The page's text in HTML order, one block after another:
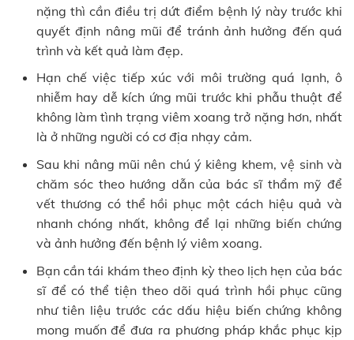
nặng thì cần điều trị dứt điểm bệnh lý này trước khi
quyết định nâng mũi để tránh ảnh hưởng đến quá
trình và kết quả làm đẹp.
Hạn chế việc tiếp xúc với môi trường quá lạnh, ô
nhiễm hay dễ kích ứng mũi trước khi phẫu thuật để
không làm tình trạng viêm xoang trở nặng hơn, nhất
là ở những người có cơ địa nhạy cảm.
Sau khi nâng mũi nên chú ý kiêng khem, vệ sinh và
chăm sóc theo hướng dẫn của bác sĩ thẩm mỹ để
vết thương có thể hồi phục một cách hiệu quả và
nhanh chóng nhất, không để lại những biến chứng
và ảnh hưởng đến bệnh lý viêm xoang.
Bạn cần tái khám theo định kỳ theo lịch hẹn của bác
sĩ để có thể tiện theo dõi quá trình hồi phục cũng
như tiên liệu trước các dấu hiệu biến chứng không
mong muốn để đưa ra phương pháp khắc phục kịp